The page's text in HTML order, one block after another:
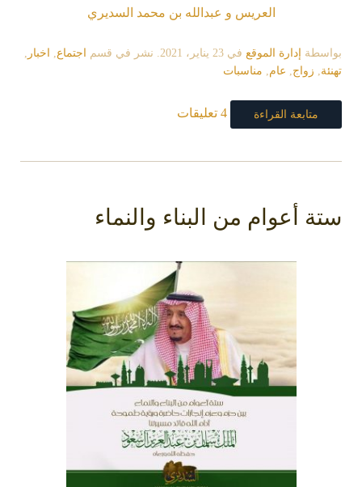
العريس و عبدالله بن محمد السديري
بواسطة إدارة الموقع في 23 يناير، 2021 . نشر في قسم اجتماع, اخبار ,
تهنئة, زواج, عام, مناسبات
متابعة القراءة 4 تعليقات
ستة أعوام من البناء والنماء